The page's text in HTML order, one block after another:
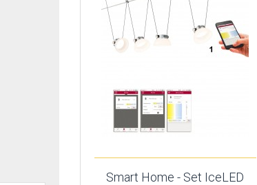
Smart Home - Set IceLED